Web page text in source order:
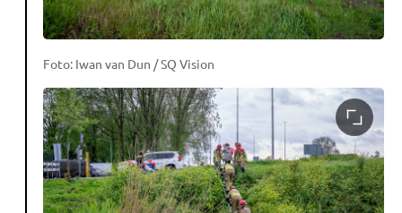
Foto: Iwan van Dun / SQ Vision